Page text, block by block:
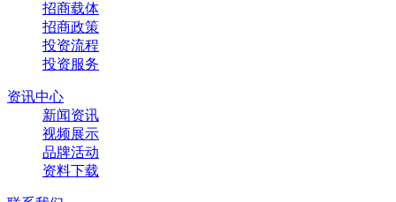
招商载体
招商政策
投资流程
投资服务
资讯中心
新闻资讯
视频展示
品牌活动
资料下载